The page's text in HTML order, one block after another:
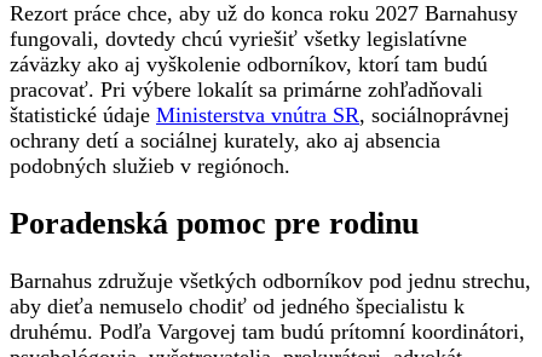
Rezort práce chce, aby už do konca roku 2027 Barnahusy
fungovali, dovtedy chcú vyriešiť všetky legislatívne
záväzky ako aj vyškolenie odborníkov, ktorí tam budú
pracovať. Pri výbere lokalít sa primárne zohľadňovali
štatistické údaje Ministerstva vnútra SR, sociálnoprávnej
ochrany detí a sociálnej kurately, ako aj absencia
podobných služieb v regiónoch.
Poradenská pomoc pre rodinu
Barnahus združuje všetkých odborníkov pod jednu strechu,
aby dieťa nemuselo chodiť od jedného špecialistu k
druhému. Podľa Vargovej tam budú prítomní koordinátori,